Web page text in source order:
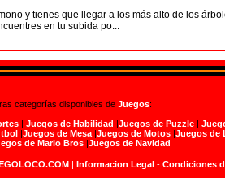
y tienes que llegar a los más alto de los
en tu subida po...
categorías disponibles de Juegos:
| Juegos de Habilidad |Juegos de Puzzle|
|Juegos de Mesa|Juegos de Motos|Juegos de
de Mario Bros|Juegos de Navidad
| Informacion Legal - Condiciones